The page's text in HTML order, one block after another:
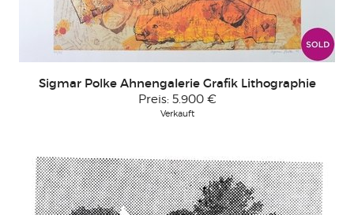
Sigmar Polke Ahnengalerie Grafik Lithographie
Preis: 5.900 €
Verkauft